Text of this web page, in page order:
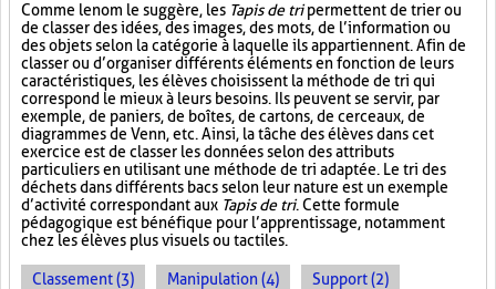
Comme le nom le suggère, les Tapis de tripermettent de trier ou
de classer des idées, des images, des mots, de l’information ou
des objets selon la catégorie à laquelle ils appartiennent. Afin de
classer ou d’organiser différents éléments en fonction de leurs
caractéristiques, les élèves choisissent la méthode de tri qui
correspond le mieux à leurs besoins. Ils peuvent se servir, par
exemple, de paniers, de boîtes, de cartons, de cerceaux, de
diagrammes de Venn, etc. Ainsi, la tâche des élèves dans cet
exercice est de classer les données selon des attributs
particuliers en utilisant une méthode de tri adaptée. Le tri des
déchets dans différents bacs selon leur nature est un exemple
d’activité correspondant aux Tapis de tri. Cette formule
pédagogique est bénéfique pour l’apprentissage, notamment
chez les élèves plus visuels ou tactiles.
Classement (3) Manipulation (4) Support (2)